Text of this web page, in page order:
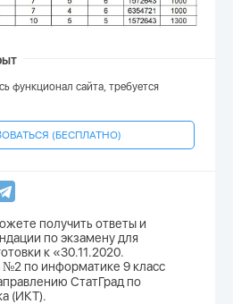
функционал сайта, требуется
(БЕСПЛАТНО)
получить ответы и
по экзамену для
к «30.11.2020.
№2 по информатике 9 класс
СтатГрад по
(ИКТ).